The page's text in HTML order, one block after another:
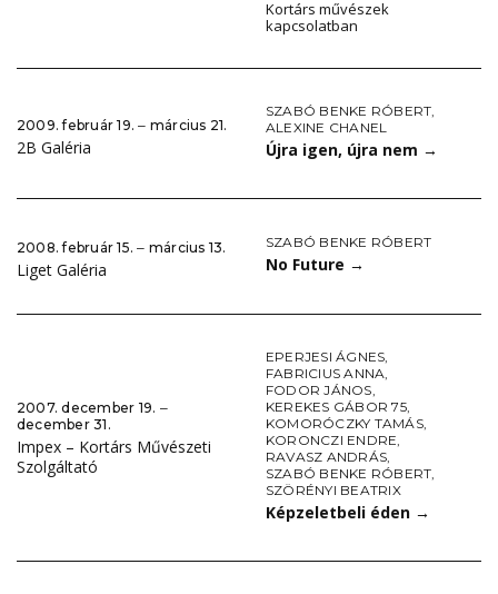
Kortárs művészek
kapcsolatban
2009. február 19. ‒ március 21.
2B Galéria
SZABÓ BENKE RÓBERT,
ALEXINE CHANEL
Újra igen, újra nem →
2008. február 15. ‒ március 13.
Liget Galéria
SZABÓ BENKE RÓBERT
No Future →
2007. december 19. ‒
december 31.
Impex – Kortárs Művészeti
Szolgáltató
EPERJESI ÁGNES,
FABRICIUS ANNA,
FODOR JÁNOS,
KEREKES GÁBOR 75,
KOMORÓCZKY TAMÁS,
KORONCZI ENDRE,
RAVASZ ANDRÁS,
SZABÓ BENKE RÓBERT,
SZÖRÉNYI BEATRIX
Képzeletbeli éden →